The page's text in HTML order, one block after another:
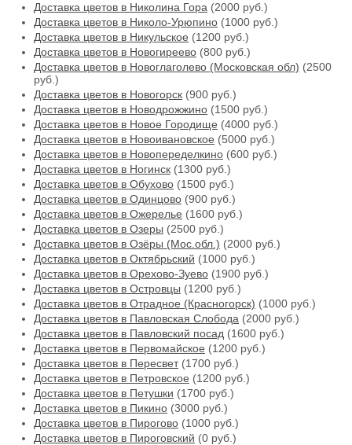
Доставка цветов в Николина Гора (2000 руб.)
Доставка цветов в Николо-Урюпино (1000 руб.)
Доставка цветов в Никульское (1200 руб.)
Доставка цветов в Новогиреево (800 руб.)
Доставка цветов в Новоглаголево (Московская обл) (2500
руб.)
Доставка цветов в Новогорск (900 руб.)
Доставка цветов в Новодрожжино (1500 руб.)
Доставка цветов в Новое Городище (4000 руб.)
Доставка цветов в Новоивановское (5000 руб.)
Доставка цветов в Новопеределкино (600 руб.)
Доставка цветов в Ногинск (1300 руб.)
Доставка цветов в Обухово (1500 руб.)
Доставка цветов в Одинцово (900 руб.)
Доставка цветов в Ожерелье (1600 руб.)
Доставка цветов в Озеры (2500 руб.)
Доставка цветов в Озёры (Мос.обл.) (2000 руб.)
Доставка цветов в Октябрьский (1000 руб.)
Доставка цветов в Орехово-Зуево (1900 руб.)
Доставка цветов в Островцы (1200 руб.)
Доставка цветов в Отрадное (Красногорск) (1000 руб.)
Доставка цветов в Павловская Слобода (2000 руб.)
Доставка цветов в Павловский посад (1600 руб.)
Доставка цветов в Первомайское (1200 руб.)
Доставка цветов в Пересвет(1700 руб.)
Доставка цветов в Петровское (1200 руб.)
Доставка цветов в Петушки (1700 руб.)
Доставка цветов в Пикино (3000 руб.)
Доставка цветов в Пирогово (1000 руб.)
Доставка цветов в Пироговский (0 руб.)